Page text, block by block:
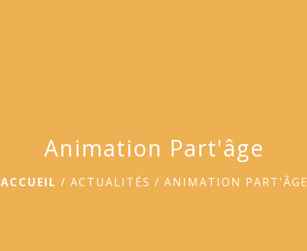
Animation Part'âge
ACCUEIL / ACTUALITÉS / ANIMATION PART'ÂGE